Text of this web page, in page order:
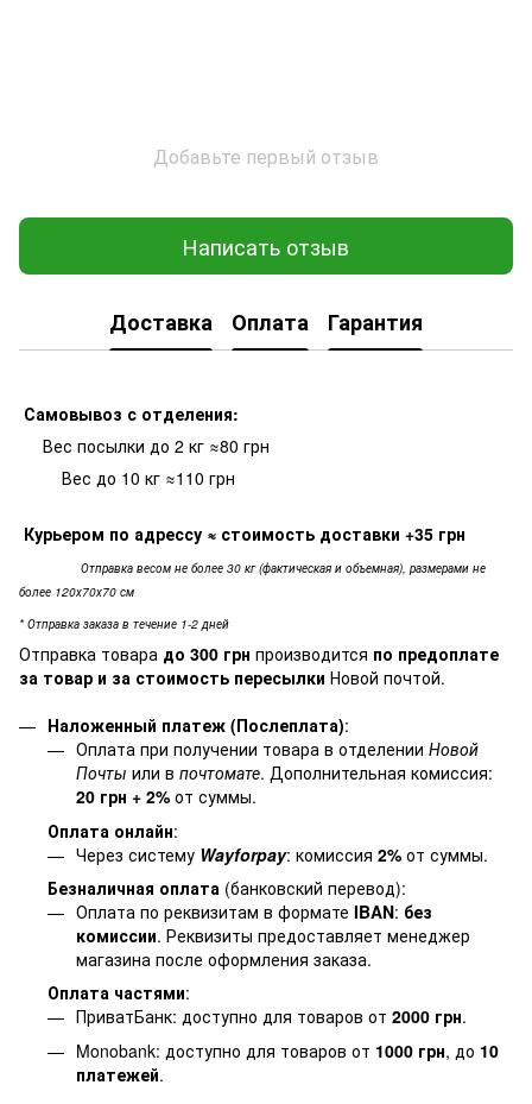
Добавьте первый отзыв
Написать отзыв
Доставка Оплата Гарантия
Самовывоз с отделения:
Вес посылки до 2 кг ≈80 грн
Вес до 10 кг ≈110 грн
Курьером по адрессу ≈ стоимость доставки +35 грн
Отправка весом не более 30 кг (фактическая и объемная), размерами не
более 120х70х70 см
* Отправка заказа в течение 1-2 дней
Отправка товара до 300 грн производится по предоплате
за товар и за стоимость пересылки Новой почтой.
Наложенный платеж (Послеплата):
Оплата при получении товара в отделении Новой
Почты или в почтомате. Дополнительная комиссия:
20 грн + 2% от суммы.
Оплата онлайн:
Через систему Wayforpay: комиссия 2% от суммы.
Безналичная оплата (банковский перевод):
Оплата по реквизитам в формате IBAN: без
комиссии. Реквизиты предоставляет менеджер
магазина после оформления заказа.
Оплата частями:
ПриватБанк: доступно для товаров от 2000 грн.
Monobank: доступно для товаров от 1000 грн, до 10
платежей.